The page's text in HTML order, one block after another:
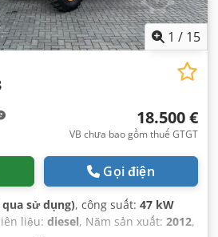
1 / 15
18.500 €
VB chưa bao gồm thuế GTGT
Gọi điện
sử dụng), công suất: 47 kW
liệu: diesel, Năm sản xuất: 2012,